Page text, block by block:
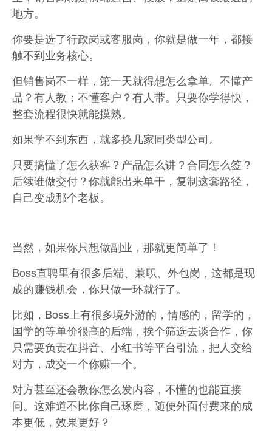
地方。
你要是选了行政岗或客服岗，你就是做一年，都接
触不到业务核心。
但销售岗不一样，第一天就得想怎么拿单。不懂产
品？有人教；不懂客户？有人带。只要你学得快，
整套流程很快就能摸熟。
如果学不到东西，就多换几家同类型公司。
只要搞懂了怎么获客？产品怎么讲？合同怎么签？
后续谁做交付？你就能出来单干，复制这套路径，
自己变成那个老板。
当然，如果你只想做副业，那就更简单了！
Boss直聘里有很多后端、兼职、外包岗，这都是现
成的赚钱机会，你只做一环就行了。
比如，Boss上有很多境外游的，情感的，留学的，
国学的等单价很高的后端，挨个筛选去谈合作，你
只需要负责在抖音、小红书等平台引流，把人交给
对方，成交一个你赚一个。
对方甚至还会教你怎么发内容，不懂的也能直接
问。这难道不比你自己琢磨，随便外面付费来的成
本更低，效果更好？